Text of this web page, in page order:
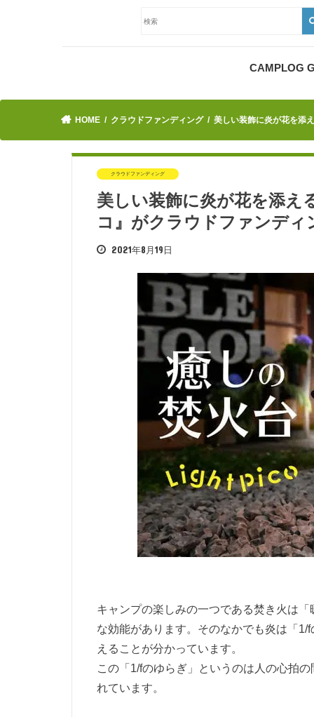
CAMPLOG
HOME クラウドファンディング 美しい装飾に炎が花を添
クラウドファンディング
美しい装飾に炎が花を添え
コ』がクラウドファンデ
2021年8月19日
キャンプの楽しみの一つである焚き火は
な効能があります。そのなかでも炎は「
えることが分かっています。
この「1/fのゆらぎ」というのは人の心拍
れています。